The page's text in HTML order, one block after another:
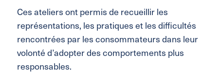
Ces ateliers ont permis de recueillir les
représentations, les pratiques et les difficultés
rencontrées par les consommateurs dans leur
volonté d’adopter des comportements plus
responsables.